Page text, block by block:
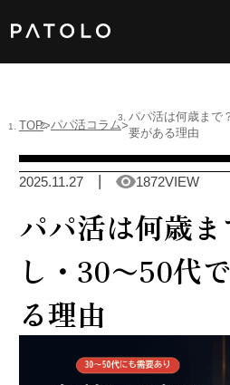
男性TOP
加盟店TOP
ABOUT US
TOP パパ活コラム
パパ活は何歳まで
要がある理由
2025.11.27 1872VIEW
パパ活は何歳
し・30〜50代
る理由